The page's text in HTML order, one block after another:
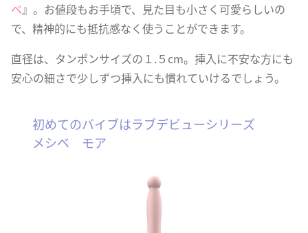
ベ』。お値段もお手頃で、見た目も小さく可愛らしいの
で、精神的にも抵抗感なく使うことができます。
直径は、タンポンサイズの１.５cm。挿入に不安な方にも
安心の細さで少しずつ挿入にも慣れていけるでしょう。
初めてのバイブはラブデビューシリーズ
メシベ モア